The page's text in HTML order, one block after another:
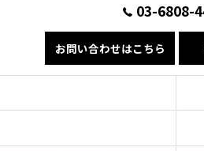
03-6808-
お問い合わせはこちら